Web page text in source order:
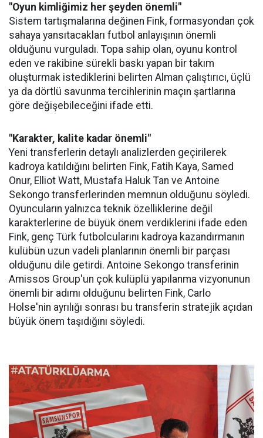
"Oyun kimliğimiz her şeyden önemli"
Sistem tartışmalarına değinen Fink, formasyondan çok
sahaya yansıtacakları futbol anlayışının önemli
olduğunu vurguladı. Topa sahip olan, oyunu kontrol
eden ve rakibine sürekli baskı yapan bir takım
oluşturmak istediklerini belirten Alman çalıştırıcı, üçlü
ya da dörtlü savunma tercihlerinin maçın şartlarına
göre değişebileceğini ifade etti.
"Karakter, kalite kadar önemli"
Yeni transferlerin detaylı analizlerden geçirilerek
kadroya katıldığını belirten Fink, Fatih Kaya, Samed
Onur, Elliot Watt, Mustafa Haluk Tan ve Antoine
Sekongo transferlerinden memnun olduğunu söyledi.
Oyuncuların yalnızca teknik özelliklerine değil
karakterlerine de büyük önem verdiklerini ifade eden
Fink, genç Türk futbolcularını kadroya kazandırmanın
kulübün uzun vadeli planlarının önemli bir parçası
olduğunu dile getirdi. Antoine Sekongo transferinin
Amissos Group'un çok kulüplü yapılanma vizyonunun
önemli bir adımı olduğunu belirten Fink, Carlo
Holse'nin ayrılığı sonrası bu transferin stratejik açıdan
büyük önem taşıdığını söyledi.